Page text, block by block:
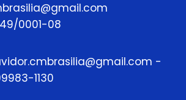
0001-08
-
1130